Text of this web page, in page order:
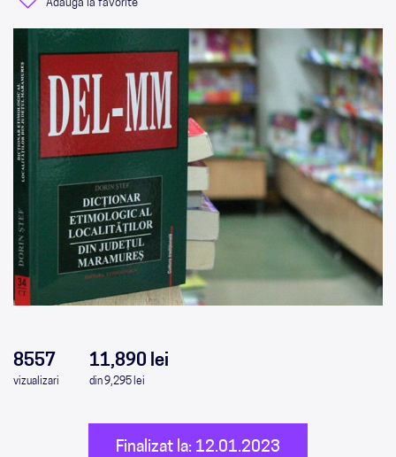
Adauga la favorite
8557
vizualizari
11,890 lei
din 9,295 lei
Finalizat la: 12.01.2023